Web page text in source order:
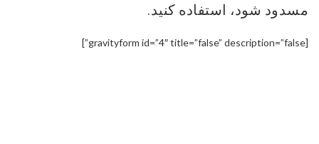
مسدود شود، استفاده کنید.
[gravityform id=”4″ title=”false” description=”false”]